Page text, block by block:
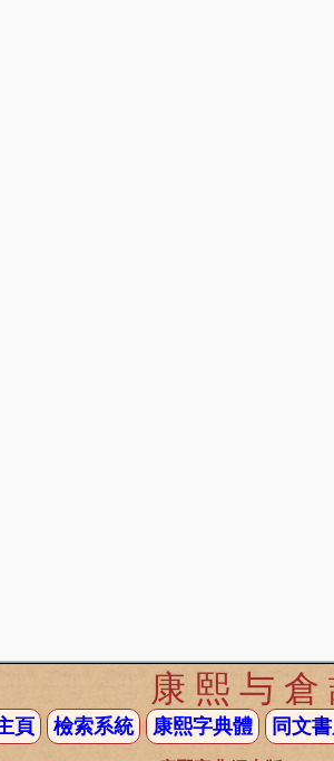
康熙与倉
頁 檢索系統 康熙字典體 同文